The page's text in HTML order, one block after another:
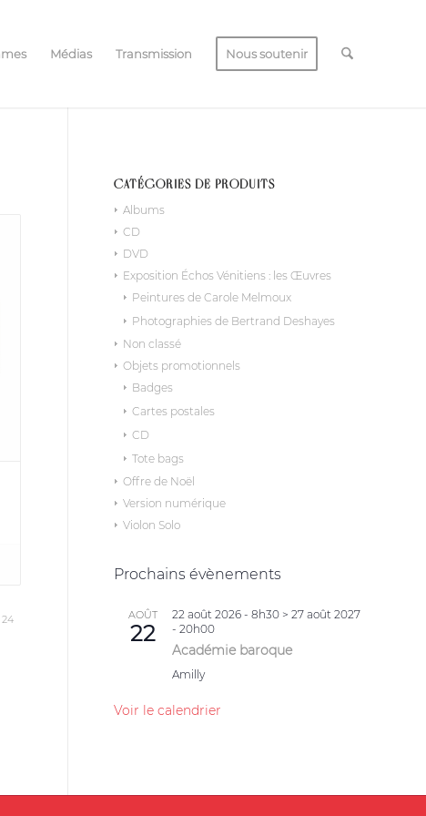
Médias Transmission Nous soutenir
24
CATÉGORIES DE PRODUITS
Albums
CD
DVD
Exposition Échos Vénitiens : les Œuvres
Peintures de Carole Melmoux
Photographies de Bertrand Deshayes
Non classé
Objets promotionnels
Badges
Cartes postales
CD
Tote bags
Offre de Noël
Version numérique
Violon Solo
Prochains évènements
AOÛT
22
22 août 2026 - 8h30 >27 août 2027
- 20h00
Académie baroque
Amilly
Voir le calendrier